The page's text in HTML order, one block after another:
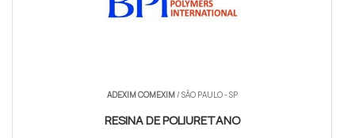
ADEXIM COMEXIM/ SÃO PAULO - SP
RESINA DE POLIURETANO